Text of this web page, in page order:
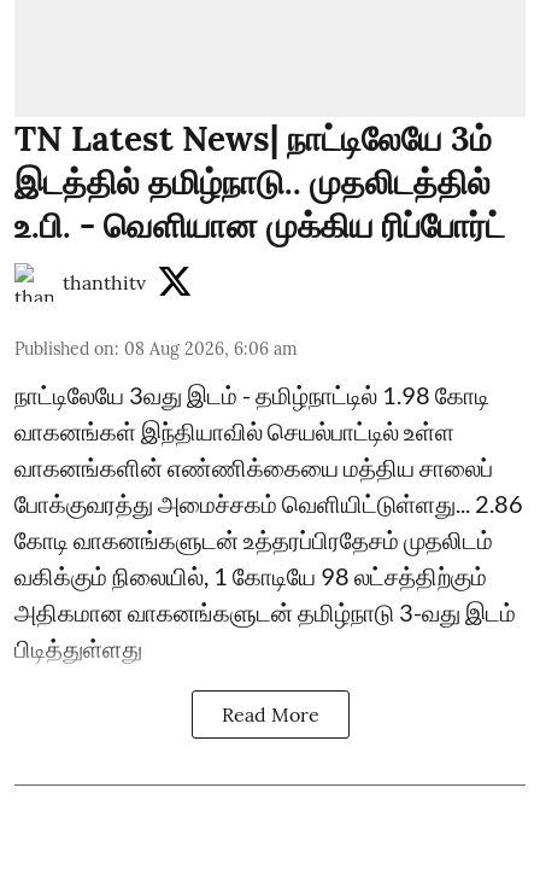
TN Latest News| நாட்டிலேயே 3ம்
இடத்தில் தமிழ்நாடு.. முதலிடத்தில்
உ.பி. - வெளியான முக்கிய ரிப்போர்ட்
thanthitv
Published on: 08 Aug 2026, 6:06 am
நாட்டிலேயே 3வது இடம் - தமிழ்நாட்டில் 1.98 கோடி
வாகனங்கள் இந்தியாவில் செயல்பாட்டில் உள்ள
வாகனங்களின் எண்ணிக்கையை மத்திய சாலைப்
போக்குவரத்து அமைச்சகம் வெளியிட்டுள்ளது... 2.86
கோடி வாகனங்களுடன் உத்தரப்பிரதேசம் முதலிடம்
வகிக்கும் நிலையில், 1 கோடியே 98 லட்சத்திற்கும்
அதிகமான வாகனங்களுடன் தமிழ்நாடு 3-வது இடம்
பிடித்துள்ளது
Read More